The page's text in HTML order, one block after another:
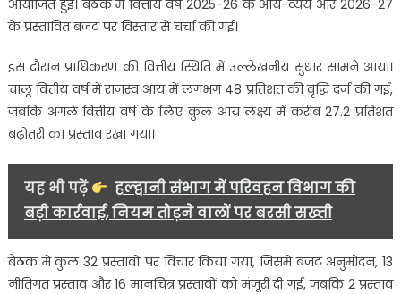
और
होगा
कायाकल्प….
आयोजित हुई। बैठक में वित्तीय वर्ष 2025-26 के आय-व्यय और 2026-27
के प्रस्तावित बजट पर विस्तार से चर्चा की गई।
इस दौरान प्राधिकरण की वित्तीय स्थिति में उल्लेखनीय सुधार सामने आया।
चालू वित्तीय वर्ष में राजस्व आय में लगभग 48 प्रतिशत की वृद्धि दर्ज की गई,
जबकि अगले वित्तीय वर्ष के लिए कुल आय लक्ष्य में करीब 27.2 प्रतिशत
बढ़ोतरी का प्रस्ताव रखा गया।
यह भी पढ़ें
हल्द्वानी संभाग में परिवहन विभाग की
बड़ी कार्रवाई, नियम तोड़ने वालों पर बरसी सख्ती
बैठक में कुल 32 प्रस्तावों पर विचार किया गया, जिसमें बजट अनुमोदन, 13
नीतिगत प्रस्ताव और 16 मानचित्र प्रस्तावों को मंजूरी दी गई, जबकि 2 प्रस्ताव